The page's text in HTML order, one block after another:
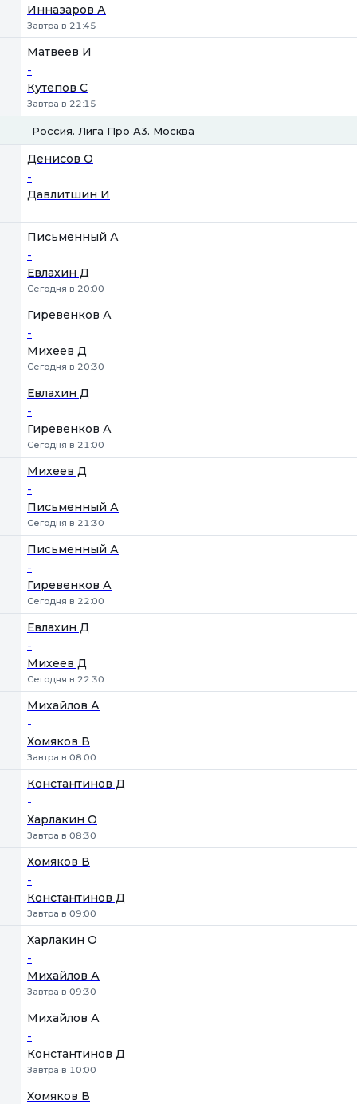
Инназаров А
Завтра в 21:45
Матвеев И
-
Кутепов С
Завтра в 22:15
Россия. Лига Про А3. Москва
Денисов О
-
Давлитшин И
Письменный А
-
Евлахин Д
Сегодня в 20:00
Гиревенков А
-
Михеев Д
Сегодня в 20:30
Евлахин Д
-
Гиревенков А
Сегодня в 21:00
Михеев Д
-
Письменный А
Сегодня в 21:30
Письменный А
-
Гиревенков А
Сегодня в 22:00
Евлахин Д
-
Михеев Д
Сегодня в 22:30
Михайлов А
-
Хомяков В
Завтра в 08:00
Константинов Д
-
Харлакин О
Завтра в 08:30
Хомяков В
-
Константинов Д
Завтра в 09:00
Харлакин О
-
Михайлов А
Завтра в 09:30
Михайлов А
-
Константинов Д
Завтра в 10:00
Хомяков В